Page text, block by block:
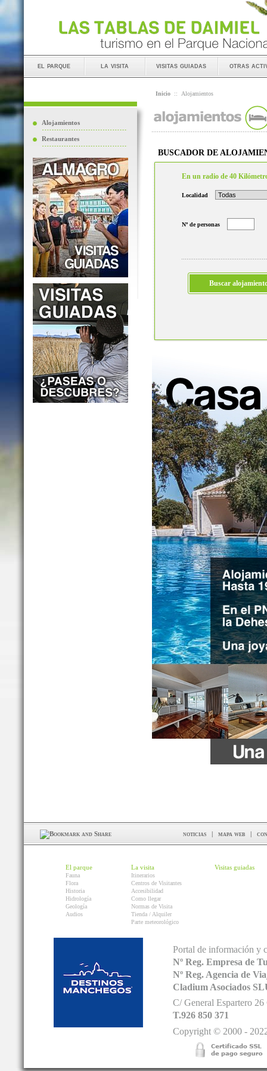
el parque la visita visitas guiadas otras
Alojamientos
Restaurantes
Inicio :: Alojamientos
BUSCADOR DE
En un radio de 40
Localidad
Nº de personas
noticias | mapa web |
El parque
Fauna
Flora
Historia
Hidrología
Geología
Audios
La visita
Itinerarios
Centros de Visitantes
Accesibilidad
Como llegar
Normas de Visita
Tienda / Alquiler
Parte meteorológico
Visitas guiadas
Portal de información y
Nº Reg. Empresa de
Nº Reg. Agencia de
Cladium Asociados
C/ General Espartero
T.926 850 371
Copyright © 2000 -